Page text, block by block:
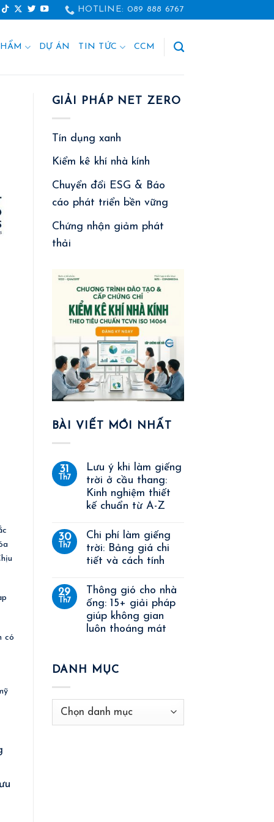
HOTLINE: 089 888 6767
DỰ ÁN TIN TỨC CCM
có
GIẢI PHÁP NET ZERO
Tín dụng xanh
Kiểm kê khí nhà kính
Chuyển đổi ESG & Báo
cáo phát triển bền vững
Chứng nhận giảm phát
thải
BÀI VIẾT MỚI NHẤT
31
Th7
Lưu ý khi làm giếng
trời ở cầu thang:
Kinh nghiệm thiết
kế chuẩn từ A-Z
30
Th7
Chi phí làm giếng
trời: Bảng giá chi
tiết và cách tính
29
Th7
Thông gió cho nhà
ống: 15+ giải pháp
giúp không gian
luôn thoáng mát
DANH MỤC
Danh